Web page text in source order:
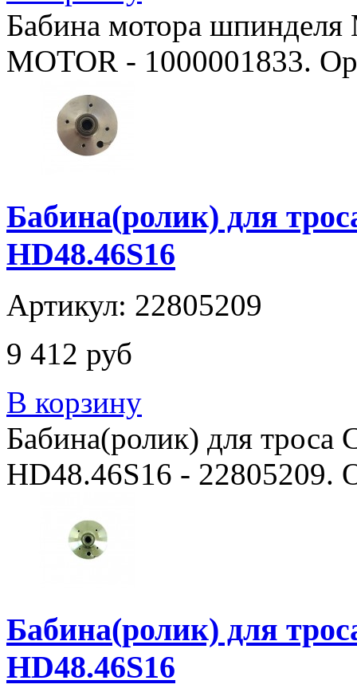
Бабина мотора
MOTOR - 1000001833.
Бабина(ролик) для
HD48.46S16
Артикул: 22805209
9 412 руб
В корзину
Бабина(ролик) для троса
HD48.46S16 - 22805209.
Бабина(ролик) для
HD48.46S16